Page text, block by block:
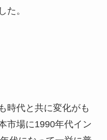
た。
時代と共に変化がも
市場に1990年代イン